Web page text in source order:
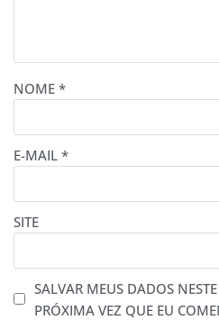
NOME *
E-MAIL *
SITE
SALVAR MEUS DADOS
PRÓXIMA VEZ QUE EU